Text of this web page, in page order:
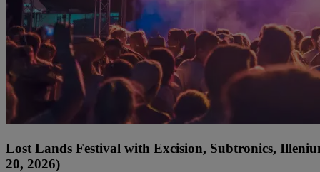
Lost Lands Festival with Excision, Subtronics,
20, 2026)